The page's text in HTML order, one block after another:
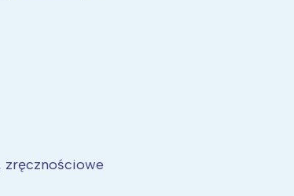
zręcznościowe